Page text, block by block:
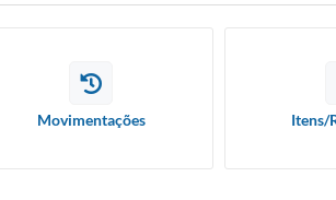
Movimentações Itens/